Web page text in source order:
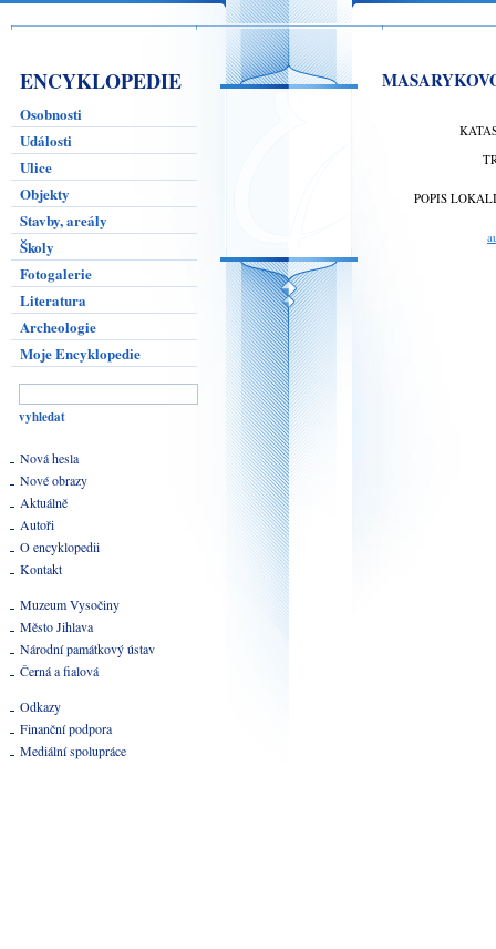
ENCYKLOPEDIE
Osobnosti
Události
Ulice
Objekty
Stavby, areály
Školy
Fotogalerie
Literatura
Archeologie
Moje Encyklopedie
Nová hesla
Nové obrazy
Aktuálně
Autoři
O encyklopedii
Kontakt
Muzeum Vysočiny
Město Jihlava
Národní památkový ústav
Černá a fialová
Odkazy
Finanční podpora
Mediální spolupráce
POPIS